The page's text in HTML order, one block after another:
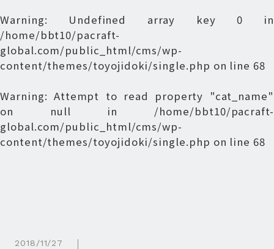
Warning: Undefined array key 0 in
/home/bbt10/pacraft-
global.com/public_html/cms/wp-
content/themes/toyojidoki/single.php on line 68
Warning: Attempt to read property "cat_name"
on null in /home/bbt10/pacraft-
global.com/public_html/cms/wp-
content/themes/toyojidoki/single.php on line 68
2018/11/27